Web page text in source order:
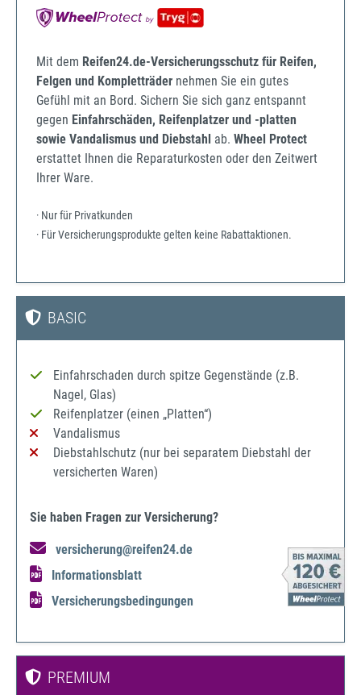
Mit dem Reifen24.de-Versicherungsschutz für Reifen,
Felgen und Kompletträder nehmen Sie ein gutes
Gefühl mit an Bord. Sichern Sie sich ganz entspannt
gegen Einfahrschäden, Reifenplatzer und -platten
sowie Vandalismus und Diebstahl ab. Wheel Protect
erstattet Ihnen die Reparaturkosten oder den Zeitwert
Ihrer Ware.
· Nur für Privatkunden
· Für Versicherungsprodukte gelten keine Rabattaktionen.
BASIC
Einfahrschaden durch spitze Gegenstände (z.B.
Nagel, Glas)
Reifenplatzer (einen „Platten“)
Vandalismus
Diebstahlschutz (nur bei separatem Diebstahl der
versicherten Waren)
Sie haben Fragen zur Versicherung?
versicherung@reifen24.de
Informationsblatt
Versicherungsbedingungen
PREMIUM